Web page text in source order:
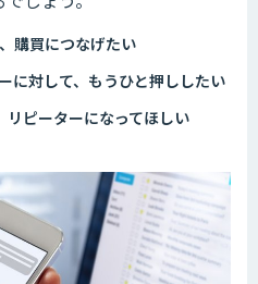
購買につなげたい
に対して、もうひと押ししたい
ピーターになってほしい